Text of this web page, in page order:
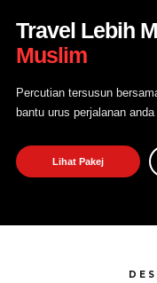
Travel Lebih
Muslim
Percutian tersusun
bantu urus perjalanan
Lihat Pakej